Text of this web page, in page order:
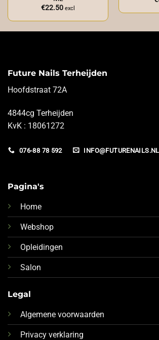
€22.50 excl
Future Nails Terheijden
Hoofdstraat 72A
4844cg Terheijden
KvK : 18061272
076-88 78 592 INFO@FUTURENAILS.NL
Pagina's
Home
Webshop
Opleidingen
Salon
Legal
Algemene voorwaarden
Privacy verklaring